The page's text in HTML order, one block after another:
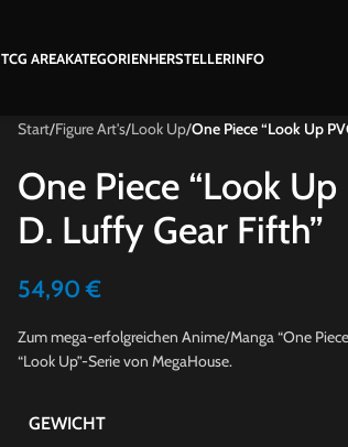
TCG AREAKATEGORIENHERSTELLERINFO
Start/Figure Art's/Look Up/One Piece “Look Up
One Piece “Look
D. Luffy Gear Fifth”
54,90€
Zum mega-erfolgreichen Anime/Manga “One
“Look Up”-Serie von MegaHouse.
GEWICHT